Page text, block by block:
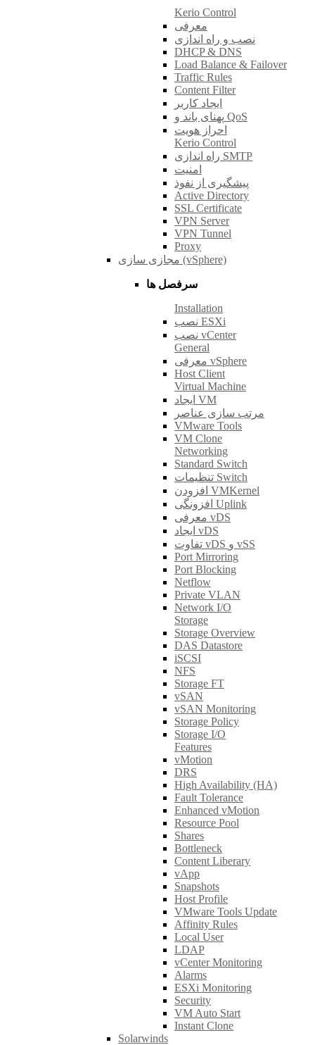
Kerio Control
معرفی
نصب و راه اندازی
DHCP & DNS
Load Balance & Failover
Traffic Rules
Content Filter
ایجاد کاربر
پهنای باند و QoS
احراز هویت
Kerio Control
راه اندازی SMTP
امنیت
پیشگیری از نفوذ
Active Directory
SSL Certificate
VPN Server
VPN Tunnel
Proxy
مجازی سازی (vSphere)
سرفصل ها
Installation
نصب ESXi
نصب vCenter
General
معرفی vSphere
Host Client
Virtual Machine
ایجاد VM
مرتب سازی عناصر
VMware Tools
VM Clone
Networking
Standard Switch
تنظیمات Switch
افزودن VMKernel
افزونگی Uplink
معرفی vDS
ایجاد vDS
تفاوت vDS و vSS
Port Mirroring
Port Blocking
Netflow
Private VLAN
Network I/O
Storage
Storage Overview
DAS Datastore
iSCSI
NFS
Storage FT
vSAN
vSAN Monitoring
Storage Policy
Storage I/O
Features
vMotion
DRS
High Availability (HA)
Fault Tolerance
Enhanced vMotion
Resource Pool
Shares
Bottleneck
Content Liberary
vApp
Snapshots
Host Profile
VMware Tools Update
Affinity Rules
Local User
LDAP
vCenter Monitoring
Alarms
ESXi Monitoring
Security
VM Auto Start
Instant Clone
Solarwinds